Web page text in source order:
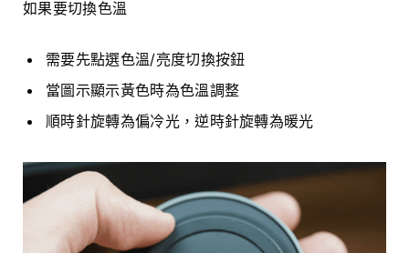
如果要切換色溫
需要先點選色溫/亮度切換按鈕
當圖示顯示黃色時為色溫調整
順時針旋轉為偏冷光，逆時針旋轉為暖光